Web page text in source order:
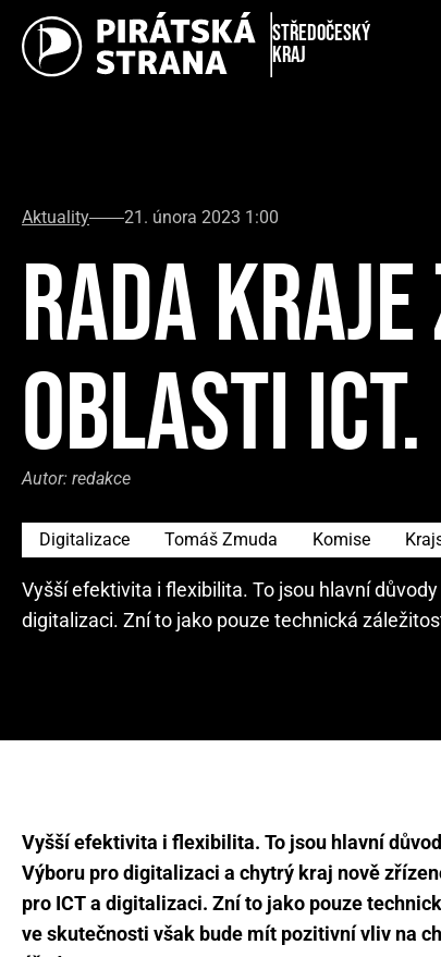
Středočeský
kraj
Aktuality 21. února 2023 1:00
RADA
OBLASTI
Autor: redakce
Digitalizace Tomáš Zmuda Komise
Vyšší efektivita i flexibilita. To jsou hlavní
digitalizaci. Zní to jako pouze technická
Vyšší efektivita i flexibilita. To jsou hlavní
Výboru pro digitalizaci a chytrý kraj nově
pro ICT a digitalizaci. Zní to jako pouze
ve skutečnosti však bude mít pozitivní vliv na